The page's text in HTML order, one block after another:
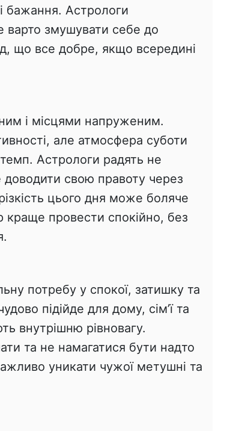
бажання. Астрологи
змушувати себе до
що все добре, якщо всередині
і місцями напруженим.
але атмосфера суботи
Астрологи радять не
доводити свою правоту через
цього дня може боляче
краще провести спокійно, без
потребу у спокої, затишку та
підійде для дому, сім’ї та
внутрішню рівновагу.
та не намагатися бути надто
уникати чужої метушні та